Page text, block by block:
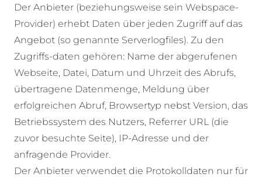
Der Anbieter (beziehungsweise sein Webspace-
Provider) erhebt Daten über jeden Zugriff auf das
Angebot (so genannte Serverlogfiles). Zu den
Zugriffs-daten gehören: Name der abgerufenen
Webseite, Datei, Datum und Uhrzeit des Abrufs,
übertragene Datenmenge, Meldung über
erfolgreichen Abruf, Browsertyp nebst Version, das
Betriebssystem des Nutzers, Referrer URL (die
zuvor besuchte Seite), IP-Adresse und der
anfragende Provider.
Der Anbieter verwendet die Protokolldaten nur für